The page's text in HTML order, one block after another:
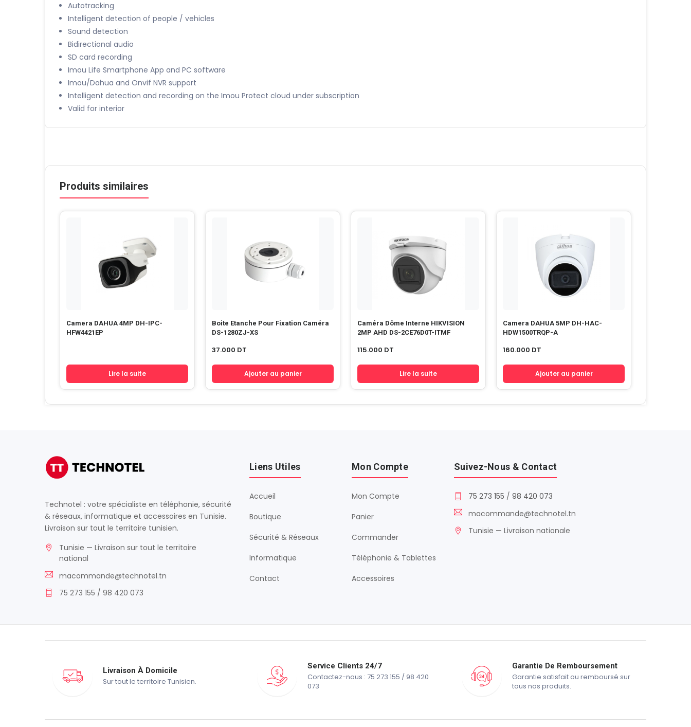
Autotracking
Intelligent detection of people / vehicles
Sound detection
Bidirectional audio
SD card recording
Imou Life Smartphone App and PC software
Imou/Dahua and Onvif NVR support
Intelligent detection and recording on the Imou Protect cloud under subscription
Valid for interior
Produits similaires
Camera DAHUA 4MP DH-IPC-
HFW4421EP
Lire la suite
Boite Etanche Pour Fixation Caméra
DS-1280ZJ-XS
37.000 DT
Ajouter au panier
Caméra Dôme Interne HIKVISION
2MP AHD DS-2CE76D0T-ITMF
115.000 DT
Lire la suite
Camera DAHUA 5MP DH-HAC-
HDW1500TRQP-A
160.000 DT
Ajouter au panier
Technotel : votre spécialiste en téléphonie, sécurité
& réseaux, informatique et accessoires en Tunisie.
Livraison sur tout le territoire tunisien.
Tunisie — Livraison sur tout le territoire
national
macommande@technotel.tn
75 273 155 / 98 420 073
Liens Utiles
Accueil
Boutique
Sécurité & Réseaux
Informatique
Contact
Mon Compte
Mon Compte
Panier
Commander
Téléphonie & Tablettes
Accessoires
Suivez-Nous & Contact
75 273 155 / 98 420 073
macommande@technotel.tn
Tunisie — Livraison nationale
Livraison À Domicile
Sur tout le territoire Tunisien.
Service Clients 24/7
Contactez-nous : 75 273 155 / 98 420
073
Garantie De Remboursement
Garantie satisfait ou remboursé sur
tous nos produits.